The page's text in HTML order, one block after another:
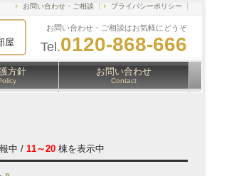
屋
お問い合わせ・ご相談はお気軽にどうぞ
Tel.0120-868-666
お問い合わせ・ご相談 プライバシーポリシー
方針 お問い合わせ
Contact
中 / 11～20 棟を表示中